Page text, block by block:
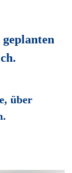
über